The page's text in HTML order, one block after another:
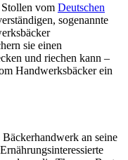
vom Deutschen
sogenannte
sie einen
und riechen kann –
Handwerksbäcker ein
an seine